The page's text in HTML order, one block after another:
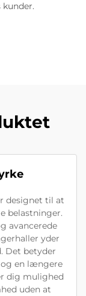
designet til at
belastninger.
avancerede
yder
Det betyder
en længere
dig mulighed
uden at